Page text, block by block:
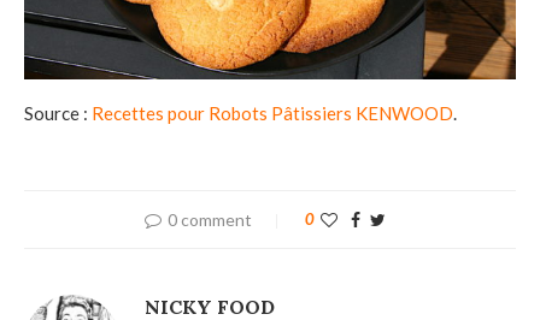
Source : Recettes pour Robots Pâtissiers KENWOOD.
0 comment 0
NICKY FOOD